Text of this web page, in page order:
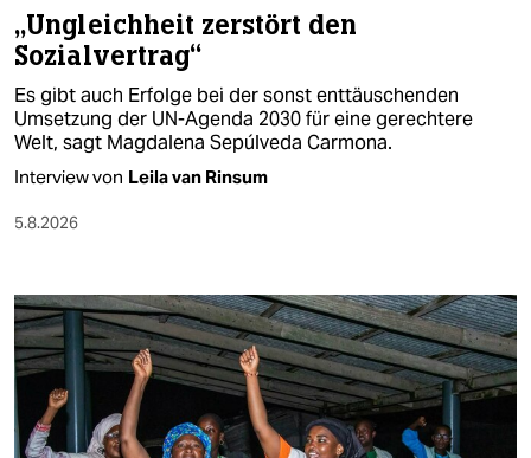
wahrheit
verlag
verlag
shop
unterstützen
abo
genossenschaft
epaper login
„Ungleichheit zerstört den
Sozialvertrag“
Es gibt auch Erfolge bei der sonst enttäuschenden
Umsetzung der UN-Agenda 2030 für eine gerechtere
Welt, sagt Magdalena Sepúlveda Carmona.
Interview von Leila van Rinsum
5.8.2026